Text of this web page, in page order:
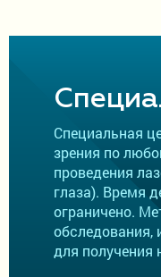
ОМС
Блог
Отзывы пациентов
Отделение в
Отправка жалоб
Специальная
зрения по
проведения
глаза). Время
ограничено.
обследования,
для получения